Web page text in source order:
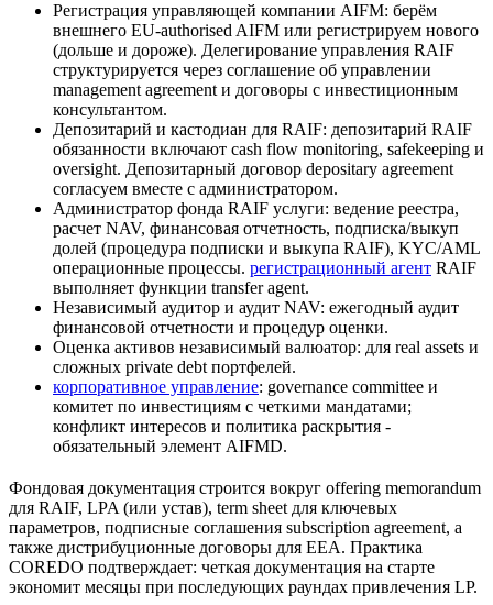
Регистрация управляющей компании AIFM: берём
внешнего EU-authorised AIFM или регистрируем нового
(дольше и дороже). Делегирование управления RAIF
структурируется через соглашение об управлении
management agreement и договоры с инвестиционным
консультантом.
Депозитарий и кастодиан для RAIF: депозитарий RAIF
обязанности включают cash flow monitoring, safekeeping и
oversight. Депозитарный договор depositary agreement
согласуем вместе с администратором.
Администратор фонда RAIF услуги: ведение реестра,
расчет NAV, финансовая отчетность, подписка/выкуп
долей (процедура подписки и выкупа RAIF), KYC/AML
операционные процессы. регистрационный агент RAIF
выполняет функции transfer agent.
Независимый аудитор и аудит NAV: ежегодный аудит
финансовой отчетности и процедур оценки.
Оценка активов независимый валюатор: для real assets и
сложных private debt портфелей.
корпоративное управление: governance committee и
комитет по инвестициям с четкими мандатами;
конфликт интересов и политика раскрытия -
обязательный элемент AIFMD.
Фондовая документация строится вокруг offering memorandum
для RAIF, LPA (или устав), term sheet для ключевых
параметров, подписные соглашения subscription agreement, а
также дистрибуционные договоры для EEA. Практика
COREDO подтверждает: четкая документация на старте
экономит месяцы при последующих раундах привлечения LP.